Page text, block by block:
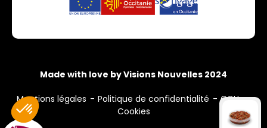
Made with love by Visions Nouvelles 2024
Mentions légales Politique de confidentialité
CGU
Cookies